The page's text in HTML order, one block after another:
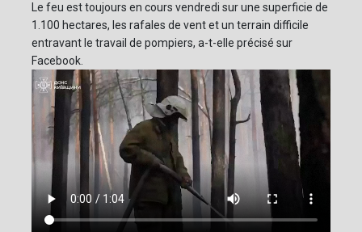
Le feu est toujours en cours vendredi sur une superficie de
1.100 hectares, les rafales de vent et un terrain difficile
entravant le travail de pompiers, a-t-elle précisé sur
Facebook.